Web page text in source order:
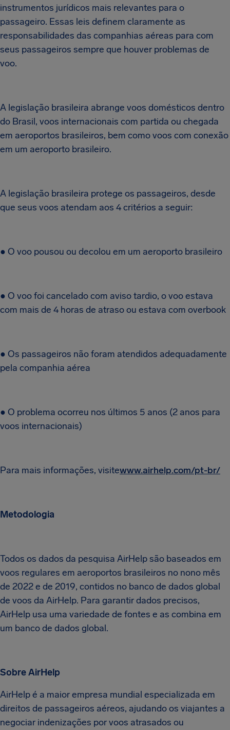
instrumentos jurídicos mais relevantes para o
passageiro. Essas leis definem claramente as
responsabilidades das companhias aéreas para com
seus passageiros sempre que houver problemas de
voo.
A legislação brasileira abrange voos domésticos dentro
do Brasil, voos internacionais com partida ou chegada
em aeroportos brasileiros, bem como voos com conexão
em um aeroporto brasileiro.
A legislação brasileira protege os passageiros, desde
que seus voos atendam aos 4 critérios a seguir:
● O voo pousou ou decolou em um aeroporto brasileiro
● O voo foi cancelado com aviso tardio, o voo estava
com mais de 4 horas de atraso ou estava com overbook
● Os passageiros não foram atendidos adequadamente
pela companhia aérea
● O problema ocorreu nos últimos 5 anos (2 anos para
voos internacionais)
Para mais informações, visitewww.airhelp.com/pt-br/
Metodologia
Todos os dados da pesquisa AirHelp são baseados em
voos regulares em aeroportos brasileiros no nono mês
de 2022 e de 2019, contidos no banco de dados global
de voos da AirHelp. Para garantir dados precisos,
AirHelp usa uma variedade de fontes e as combina em
um banco de dados global.
Sobre AirHelp
AirHelp é a maior empresa mundial especializada em
direitos de passageiros aéreos, ajudando os viajantes a
negociar indenizações por voos atrasados ​​ou